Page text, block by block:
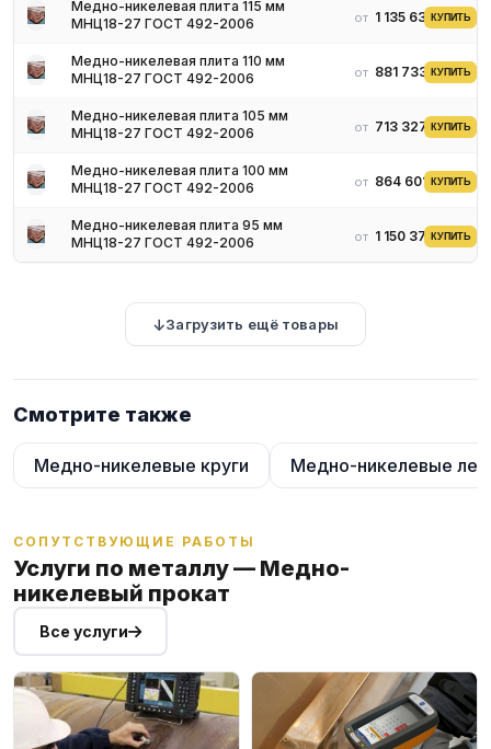
Медно-никелевая плита 115 мм
МНЦ18-27 ГОСТ 492-2006
от 1 135 631 ₽КУПИТЬ
Медно-никелевая плита 110 мм
МНЦ18-27 ГОСТ 492-2006
от 881 733 ₽КУПИТЬ
Медно-никелевая плита 105 мм
МНЦ18-27 ГОСТ 492-2006
от 713 327 ₽КУПИТЬ
Медно-никелевая плита 100 мм
МНЦ18-27 ГОСТ 492-2006
от 864 601 ₽КУПИТЬ
Медно-никелевая плита 95 мм
МНЦ18-27 ГОСТ 492-2006
от 1 150 378 ₽КУПИТЬ
Загрузить ещё товары
Смотрите также
Медно-никелевые круги Медно-никелевые
СОПУТСТВУЮЩИЕ РАБОТЫ
Услуги по металлу — Медно-
никелевый прокат
Все услуги